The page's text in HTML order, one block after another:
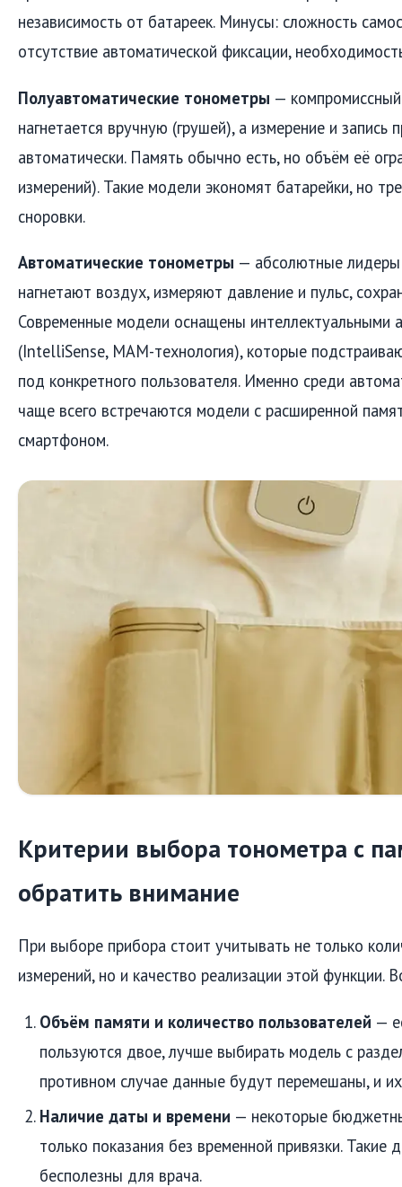
независимость от батареек. Минусы: сложность
отсутствие автоматической фиксации,
Полуавтоматические тонометры —
нагнетается вручную (грушей), а измерение и запись
автоматически. Память обычно есть, но объём её
измерений). Такие модели экономят батарейки, но
сноровки.
Автоматические тонометры — абсолютные
нагнетают воздух, измеряют давление и пульс,
Современные модели оснащены интеллектуальными
(IntelliSense, MAM-технология), которые
под конкретного пользователя. Именно среди
чаще всего встречаются модели с расширенной
смартфоном.
Критерии выбора тонометра с
обратить внимание
При выборе прибора стоит учитывать не только
измерений, но и качество реализации этой функции.
Объём памяти и количество пользователей —
пользуются двое, лучше выбирать модель с
противном случае данные будут перемешаны, и
Наличие даты и времени — некоторые
только показания без временной привязки. Такие
бесполезны для врача.